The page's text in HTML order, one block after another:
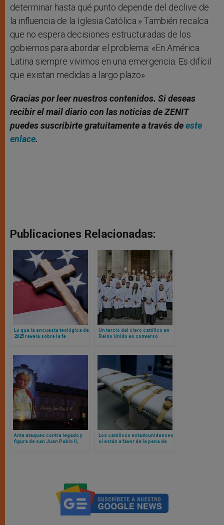
determinar hasta qué punto depende del declive de
la influencia de la Iglesia Católica.» También recalca
que no espera decisiones estructuradas de los
gobiernos para abordar el problema: «En América
Latina siempre vivimos en una emergencia. Es difícil
que existan medidas a largo plazo».
Gracias por leer nuestros contenidos. Si deseas
recibir el mail diario con las noticias de ZENIT
puedes suscribirte gratuitamente a través deeste
enlace.
Publicaciones Relacionadas:
Lo que la encuesta teológica de
2025 revela sobre la fe
Un tercio del clero católico en
Reino Unido es converso
investigación
Ante ataques contra legado y
figura de san Juan Pablo II,
Los católicos estadounidenses
sí están a favor de la pena de